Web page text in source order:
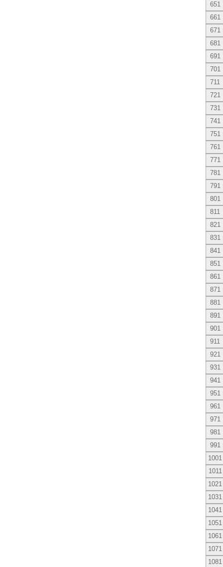
651
661
671
681
691
701
711
721
731
741
751
761
771
781
791
801
811
821
831
841
851
861
871
881
891
901
911
921
931
941
951
961
971
981
991
1001
1011
1021
1031
1041
1051
1061
1071
1081